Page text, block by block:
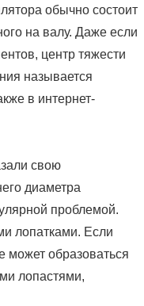
обычно состоит
на валу. Даже если
центр тяжести
называется
в интернет-
свою
диаметра
проблемой.
лопатками. Если
может образоваться
лопастями,